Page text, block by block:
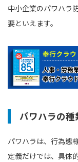
中小企業のパワハラ
要といえます。
パワハラの種
パワハラは、行為態
定義だけでは、具体